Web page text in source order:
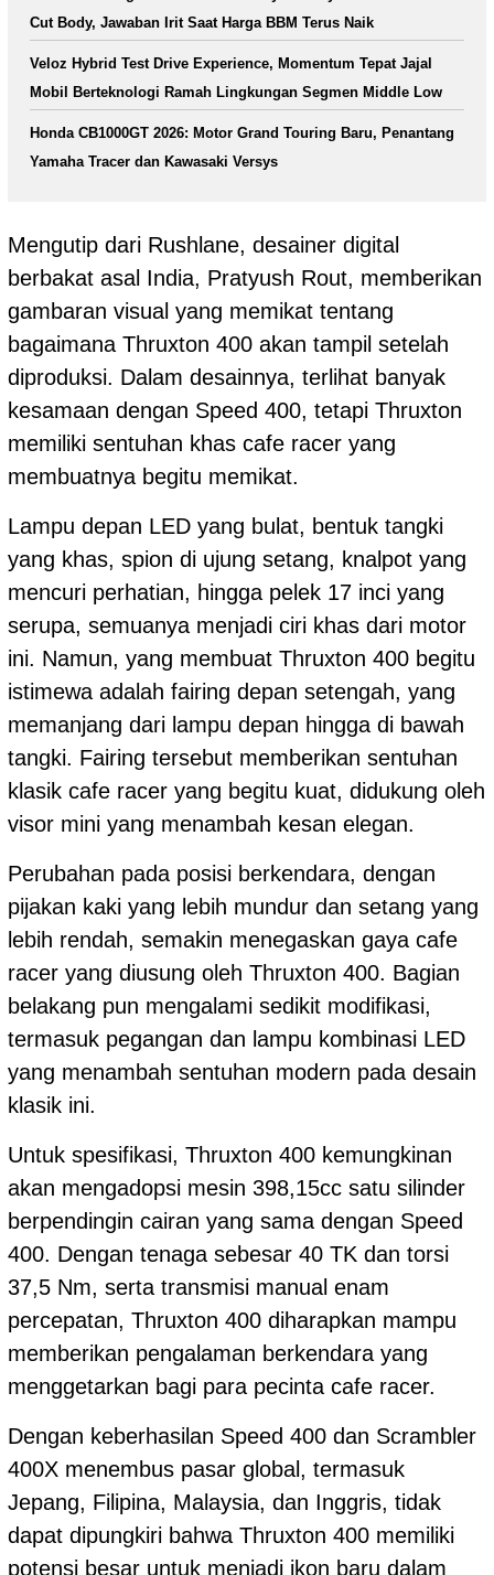
Cut Body, Jawaban Irit Saat Harga BBM Terus Naik
Veloz Hybrid Test Drive Experience, Momentum Tepat Jajal
Mobil Berteknologi Ramah Lingkungan Segmen Middle Low
Honda CB1000GT 2026: Motor Grand Touring Baru, Penantang
Yamaha Tracer dan Kawasaki Versys
Mengutip dari Rushlane, desainer digital
berbakat asal India, Pratyush Rout, memberikan
gambaran visual yang memikat tentang
bagaimana Thruxton 400 akan tampil setelah
diproduksi. Dalam desainnya, terlihat banyak
kesamaan dengan Speed 400, tetapi Thruxton
memiliki sentuhan khas cafe racer yang
membuatnya begitu memikat.
Lampu depan LED yang bulat, bentuk tangki
yang khas, spion di ujung setang, knalpot yang
mencuri perhatian, hingga pelek 17 inci yang
serupa, semuanya menjadi ciri khas dari motor
ini. Namun, yang membuat Thruxton 400 begitu
istimewa adalah fairing depan setengah, yang
memanjang dari lampu depan hingga di bawah
tangki. Fairing tersebut memberikan sentuhan
klasik cafe racer yang begitu kuat, didukung oleh
visor mini yang menambah kesan elegan.
Perubahan pada posisi berkendara, dengan
pijakan kaki yang lebih mundur dan setang yang
lebih rendah, semakin menegaskan gaya cafe
racer yang diusung oleh Thruxton 400. Bagian
belakang pun mengalami sedikit modifikasi,
termasuk pegangan dan lampu kombinasi LED
yang menambah sentuhan modern pada desain
klasik ini.
Untuk spesifikasi, Thruxton 400 kemungkinan
akan mengadopsi mesin 398,15cc satu silinder
berpendingin cairan yang sama dengan Speed
400. Dengan tenaga sebesar 40 TK dan torsi
37,5 Nm, serta transmisi manual enam
percepatan, Thruxton 400 diharapkan mampu
memberikan pengalaman berkendara yang
menggetarkan bagi para pecinta cafe racer.
Dengan keberhasilan Speed 400 dan Scrambler
400X menembus pasar global, termasuk
Jepang, Filipina, Malaysia, dan Inggris, tidak
dapat dipungkiri bahwa Thruxton 400 memiliki
potensi besar untuk menjadi ikon baru dalam